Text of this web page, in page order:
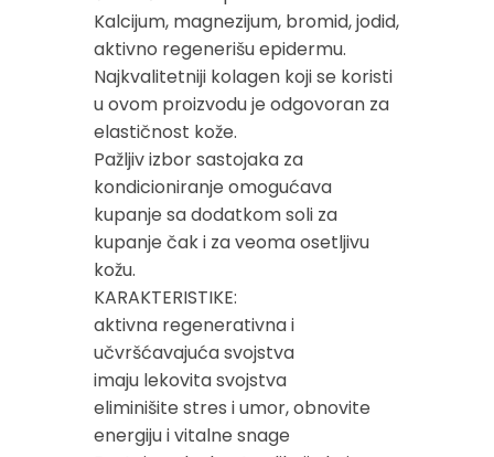
Kalcijum, magnezijum, bromid, jodid,
aktivno regenerišu epidermu.
Najkvalitetniji kolagen koji se koristi
u ovom proizvodu je odgovoran za
elastičnost kože.
Pažljiv izbor sastojaka za
kondicioniranje omogućava
kupanje sa dodatkom soli za
kupanje čak i za veoma osetljivu
kožu.
KARAKTERISTIKE:
aktivna regenerativna i
učvršćavajuća svojstva
imaju lekovita svojstva
eliminišite stres i umor, obnovite
energiju i vitalne snage